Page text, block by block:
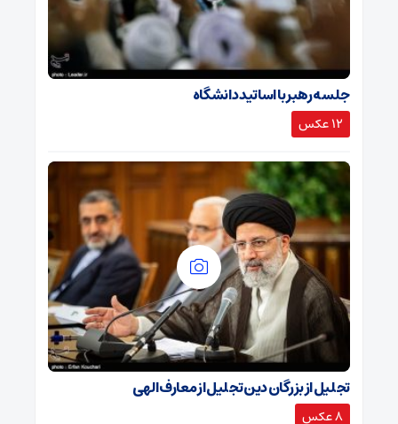
جلسه رهبر با اساتید دانشگاه
12 عکس
تجلیل از بزرگان دین تجلیل از معارف الهی
8 عکس